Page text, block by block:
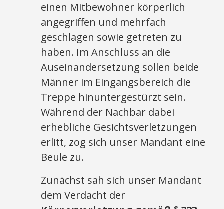
einen Mitbewohner körperlich
angegriffen und mehrfach
geschlagen sowie getreten zu
haben. Im Anschluss an die
Auseinandersetzung sollen beide
Männer im Eingangsbereich die
Treppe hinuntergestürzt sein.
Während der Nachbar dabei
erhebliche Gesichtsverletzungen
erlitt, zog sich unser Mandant eine
Beule zu.
Zunächst sah sich unser Mandant
dem Verdacht der